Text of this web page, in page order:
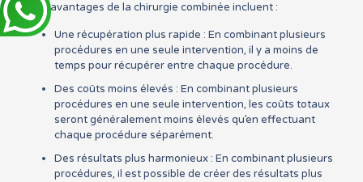
Les avantages de la chirurgie combinée incluent :
Une récupération plus rapide : En combinant plusieurs
procédures en une seule intervention, il y a moins de
temps pour récupérer entre chaque procédure.
Des coûts moins élevés : En combinant plusieurs
procédures en une seule intervention, les coûts totaux
seront généralement moins élevés qu’en effectuant
chaque procédure séparément.
Des résultats plus harmonieux : En combinant plusieurs
procédures, il est possible de créer des résultats plus